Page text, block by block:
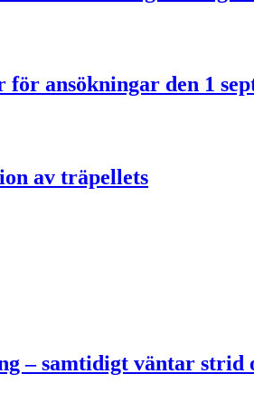
ansökningar den 1
av träpellets
– samtidigt väntar strid